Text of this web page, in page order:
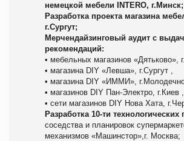
немецкой мебели INTERO, г.Минск;
Разработка проекта магазина
г.Сургут;
Мерчендайзинговый аудит с
рекомендаций:
• мебельных магазинов «Дятьково»,
• магазина DIY «Левша», г.Сургут ,
• магазина DIY «ИММИ»,
• магазинов DIY Пан-Электро, г.Киев ,
• сети магазинов DIY Нова Хата,
Разработка 10-ти технологических
соседства и планировок
механизмов «Машинстор»,г. Москва;